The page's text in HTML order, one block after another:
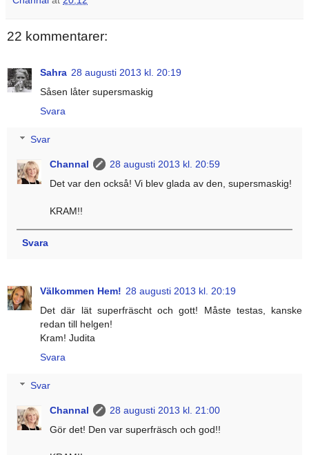
22 kommentarer:
Sahra 28 augusti 2013 kl. 20:19
Såsen låter supersmaskig
Svara
Svar
Channal
28 augusti 2013 kl. 20:59
Det var den också! Vi blev glada av den, supersmaskig!
KRAM!!
Svara
Välkommen Hem! 28 augusti 2013 kl. 20:19
Det där lät superfräscht och gott! Måste testas, kanske
redan till helgen!
Kram! Judita
Svara
Svar
Channal
28 augusti 2013 kl. 21:00
Gör det! Den var superfräsch och god!!